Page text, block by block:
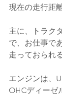
現在の走行距
主に、トラク
で、お仕事で
走っておられ
エンジンは、
OHCディーゼ